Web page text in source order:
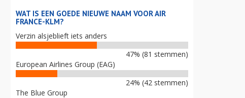
WAT IS EEN GOEDE NIEUWE NAAM VOOR AIR
FRANCE-KLM?
Verzin alsjeblieft iets anders
47% (81 stemmen)
European Airlines Group (EAG)
24% (42 stemmen)
The Blue Group